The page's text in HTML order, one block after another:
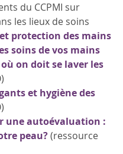
du CCPMI sur
les lieux de soins
protection des mains
soins de vos mains
on doit se laver les
et hygiène des
une autoévaluation :
peau?(ressource